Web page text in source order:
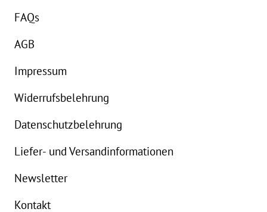
FAQs
AGB
Impressum
Widerrufsbelehrung
Datenschutzbelehrung
Liefer- und Versandinformationen
Newsletter
Kontakt